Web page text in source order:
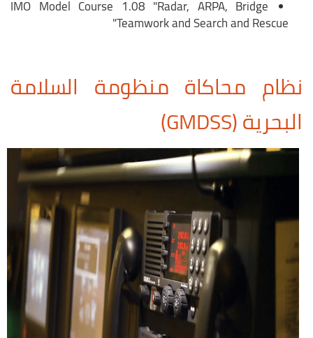
IMO Model Course 1.08 "Radar, ARPA, Bridge
Teamwork and Search and Rescue"
نظام محاكاة منظومة السلامة
البحرية (GMDSS)